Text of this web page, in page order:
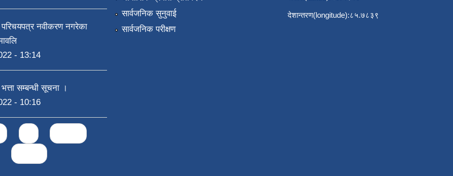
परिचयपत्र नवीकरण नगरेका
- 13:14
सम्बन्धी सूचना ।
- 10:16
सार्वजनिक सुनुवाई
सार्वजनिक परीक्षण
देशान्तरण(longitude):८५.७८३९